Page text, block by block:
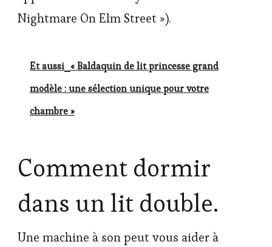
Nightmare On Elm Street »).
Et aussi « Baldaquin de lit princesse grand
modèle : une sélection unique pour votre
chambre »
Comment dormir
dans un lit double.
Une machine à son peut vous aider à